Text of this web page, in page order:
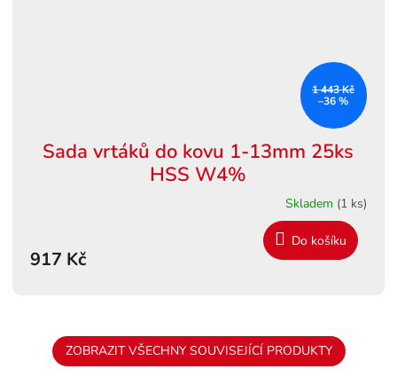
1 443 Kč
–36 %
Sada vrtáků do kovu 1-13mm 25ks
HSS W4%
Skladem (1 ks)
917 Kč
Do košíku
ZOBRAZIT VŠECHNY SOUVISEJÍCÍ PRODUKTY